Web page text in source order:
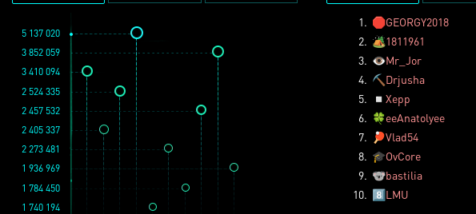
1 936 969
3 852 059
2 457 532
1 784 450
2 273 481
1 740 194
5 137 020
2 524 335
2 405 337
3 410 094
1. 🛑GEORGY2018
2. 🏕️1811961
3. 👁️Mr_Jor
4. ⛏️ Drjusha
5.
◽ Xepp
6. 🍀eeAnatolyee
7.
🏓Vlad54
8. 🎓OvCore
9. 🐨bastilia
10. 8️⃣LMU